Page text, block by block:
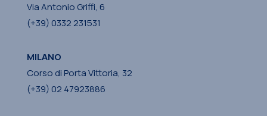
Via Antonio Griffi, 6
(+39) 0332 231531
MILANO
Corso di Porta Vittoria, 32
(+39) 02 47923886